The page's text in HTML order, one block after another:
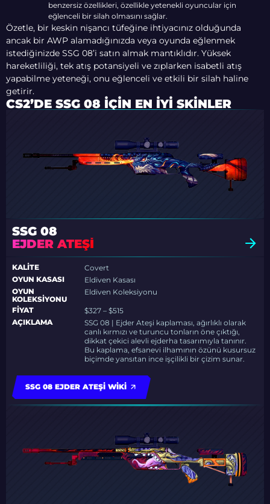
benzersiz özellikleri, özellikle yetenekli oyuncular için
eğlenceli bir silah olmasını sağlar.
Özetle, bir keskin nişancı tüfeğine ihtiyacınız olduğunda
ancak bir AWP alamadığınızda veya oyunda eğlenmek
istediğinizde SSG 08’i satın almak mantıklıdır. Yüksek
hareketliliği, tek atış potansiyeli ve zıplarken isabetli atış
yapabilme yeteneği, onu eğlenceli ve etkili bir silah haline
getirir.
CS2’DE SSG 08 İÇIN EN İYI SKINLER
SSG 08
EJDER ATEŞI
KALITE
Covert
OYUN KASASI
Eldiven Kasası
OYUN
KOLEKSIYONU
Eldiven Koleksiyonu
FIYAT
$327 – $515
AÇIKLAMA
SSG 08 | Ejder Ateşi kaplaması, ağırlıklı olarak
canlı kırmızı ve turuncu tonların öne çıktığı,
dikkat çekici alevli ejderha tasarımıyla tanınır.
Bu kaplama, efsanevi ilhamının özünü kusursuz
biçimde yansıtan ince işçilikli bir çizim sunar.
SSG 08 EJDER ATEŞI WIKI